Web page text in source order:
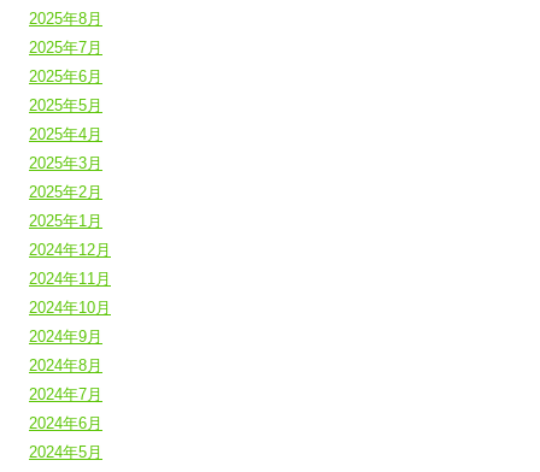
2025年8月
2025年7月
2025年6月
2025年5月
2025年4月
2025年3月
2025年2月
2025年1月
2024年12月
2024年11月
2024年10月
2024年9月
2024年8月
2024年7月
2024年6月
2024年5月